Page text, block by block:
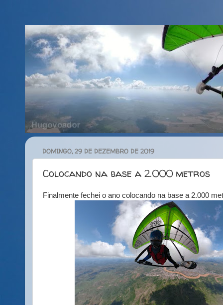
DOMINGO, 29 DE DEZEMBRO DE 2019
Colocando na base a 2.000 metros
Finalmente fechei o ano colocando na base a 2.000